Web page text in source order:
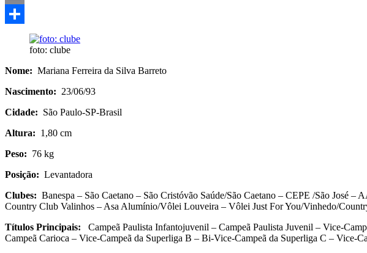
Email
foto: clube
Nome: Mariana Ferreira da Silva Barreto
Nascimento: 23/06/93
Cidade: São Paulo-SP-Brasil
Altura: 1,80 cm
Peso: 76 kg
Posição: Levantadora
Clubes: Banespa – São Caetano – São Cristóvão Saúde/São Caetano – CEPE /São José
Country Club Valinhos – Asa Alumínio/Vôlei Louveira – Vôlei Just For You/Vinhedo/
Títulos Principais: Campeã Paulista Infantojuvenil – Campeã Paulista Juvenil – Vice-
Campeã Carioca – Vice-Campeã da Superliga B – Bi-Vice-Campeã da Superliga C – Vice-